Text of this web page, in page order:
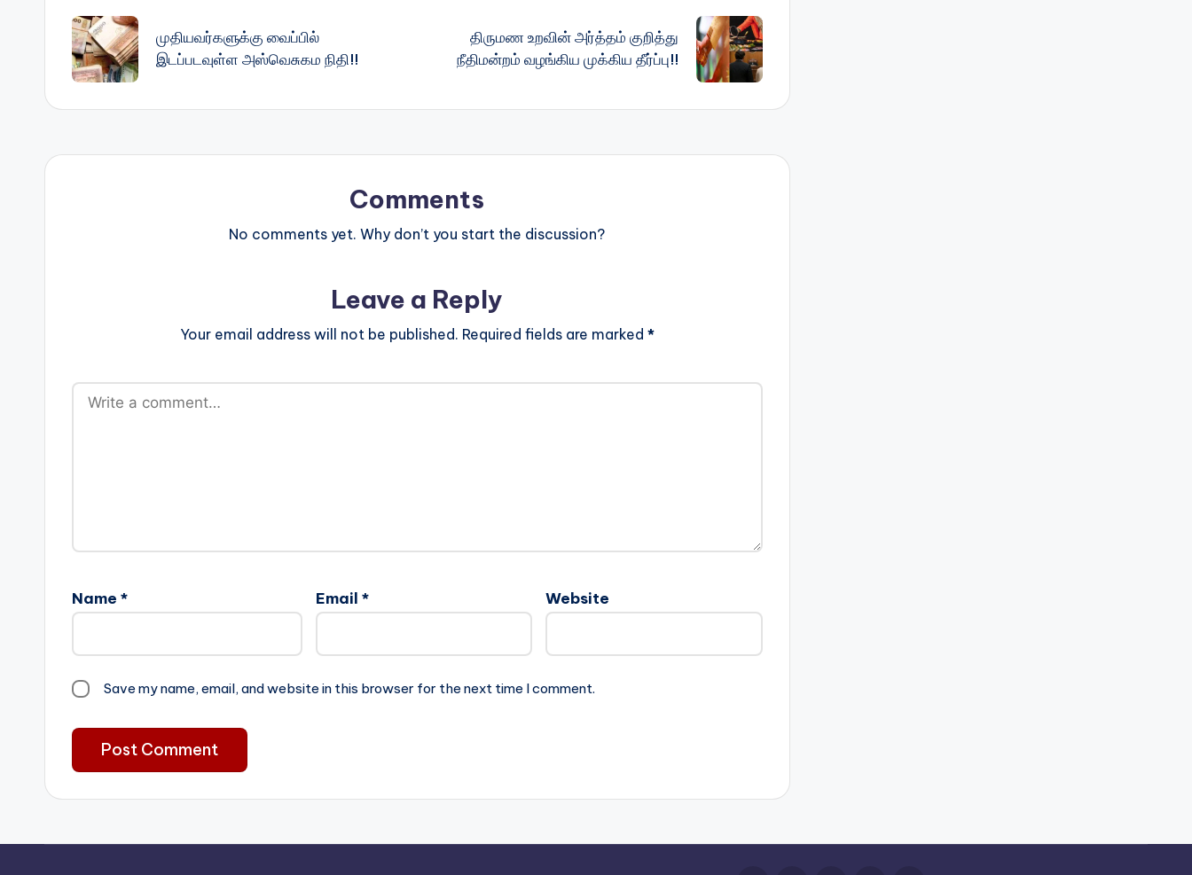
navigation
முதியவர்களுக்கு வைப்பில்
இடப்படவுள்ள அஸ்வெசுகம நிதி!!
திருமண உறவின் அர்த்தம் குறித்து
நீதிமன்றம் வழங்கிய முக்கிய தீர்ப்பு!!
Comments
No comments yet. Why don’t you start the discussion?
Leave a Reply
Your email address will not be published. Required fields are marked *
Name * Email * Website
Save my name, email, and website in this browser for the next time I comment.